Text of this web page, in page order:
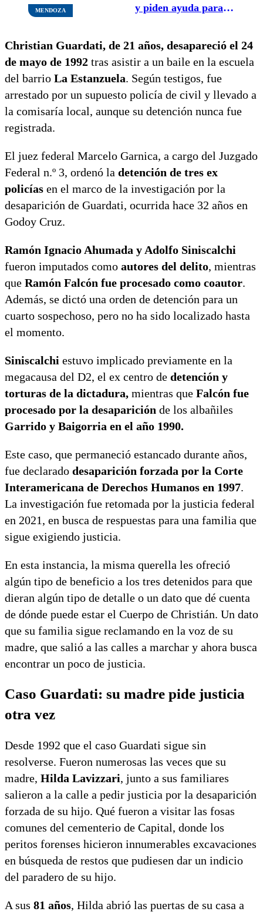
MENDOZA
y piden ayuda para
Christian Guardati, de 21 años, desapareció el 24
de mayo de 1992 tras asistir a un baile en la escuela
del barrio La Estanzuela. Según testigos, fue
arrestado por un supuesto policía de civil y llevado a
la comisaría local, aunque su detención nunca fue
registrada.
El juez federal Marcelo Garnica, a cargo del Juzgado
Federal n.º 3, ordenó la detención de tres ex
policías en el marco de la investigación por la
desaparición de Guardati, ocurrida hace 32 años en
Godoy Cruz.
Ramón Ignacio Ahumada y Adolfo Siniscalchi
fueron imputados como autores del delito, mientras
que Ramón Falcón fue procesado como coautor.
Además, se dictó una orden de detención para un
cuarto sospechoso, pero no ha sido localizado hasta
el momento.
Siniscalchi estuvo implicado previamente en la
megacausa del D2, el ex centro de detención y
torturas de la dictadura, mientras que Falcón fue
procesado por la desaparición de los albañiles
Garrido y Baigorria en el año 1990.
Este caso, que permaneció estancado durante años,
fue declarado desaparición forzada por la Corte
Interamericana de Derechos Humanos en 1997.
La investigación fue retomada por la justicia federal
en 2021, en busca de respuestas para una familia que
sigue exigiendo justicia.
En esta instancia, la misma querella les ofreció
algún tipo de beneficio a los tres detenidos para que
dieran algún tipo de detalle o un dato que dé cuenta
de dónde puede estar el Cuerpo de Christián. Un dato
que su familia sigue reclamando en la voz de su
madre, que salió a las calles a marchar y ahora busca
encontrar un poco de justicia.
Caso Guardati: su madre pide justicia
otra vez
Desde 1992 que el caso Guardati sigue sin
resolverse. Fueron numerosas las veces que su
madre, Hilda Lavizzari, junto a sus familiares
salieron a la calle a pedir justicia por la desaparición
forzada de su hijo. Qué fueron a visitar las fosas
comunes del cementerio de Capital, donde los
peritos forenses hicieron innumerables excavaciones
en búsqueda de restos que pudiesen dar un indicio
del paradero de su hijo.
A sus 81 años, Hilda abrió las puertas de su casa a